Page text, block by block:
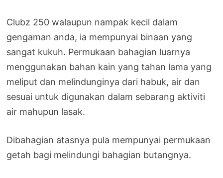
Clubz 250 walaupun nampak kecil dalam
gengaman anda, ia mempunyai binaan yang
sangat kukuh. Permukaan bahagian luarnya
menggunakan bahan kain yang tahan lama yang
meliput dan melindunginya dari habuk, air dan
sesuai untuk digunakan dalam sebarang aktiviti
air mahupun lasak.
Dibahagian atasnya pula mempunyai permukaan
getah bagi melindungi bahagian butangnya.